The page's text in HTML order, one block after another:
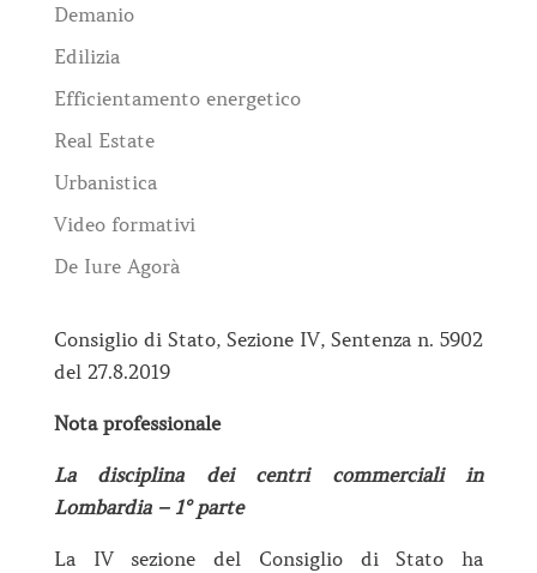
Demanio
Edilizia
Efficientamento energetico
Real Estate
Urbanistica
Video formativi
De Iure Agorà
Consiglio di Stato, Sezione IV, Sentenza n. 5902
del 27.8.2019
Nota professionale
La disciplina dei centri commerciali in
Lombardia – 1° parte
La IV sezione del Consiglio di Stato ha